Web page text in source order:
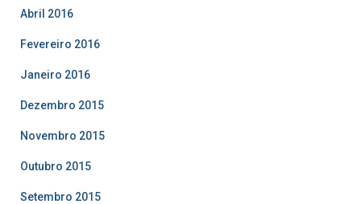
Abril 2016
Fevereiro 2016
Janeiro 2016
Dezembro 2015
Novembro 2015
Outubro 2015
Setembro 2015